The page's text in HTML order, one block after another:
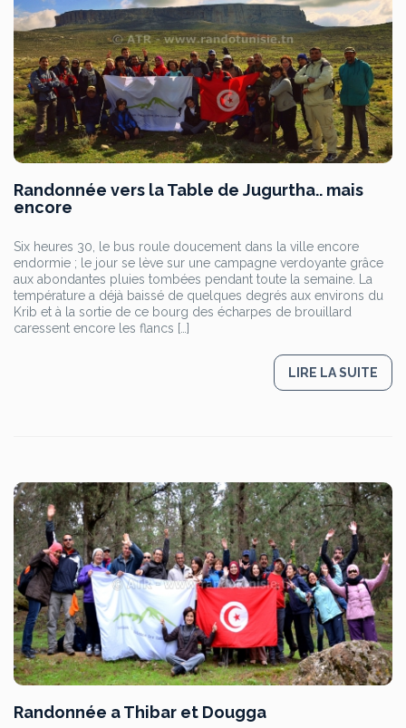
Randonnée vers la Table de Jugurtha.. mais
encore
Six heures 30, le bus roule doucement dans la ville encore
endormie ; le jour se lève sur une campagne verdoyante grâce
aux abondantes pluies tombées pendant toute la semaine. La
température a déjà baissé de quelques degrés aux environs du
Krib et à la sortie de ce bourg des écharpes de brouillard
caressent encore les flancs […]
LIRE LA SUITE
Randonnée a Thibar et Dougga